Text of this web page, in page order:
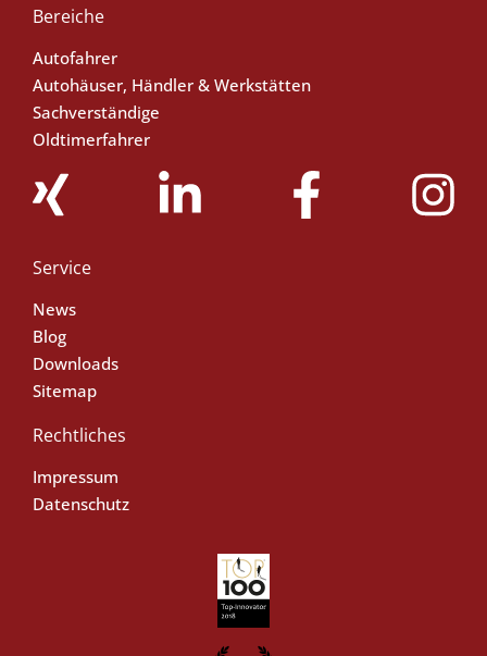
Bereiche
Autofahrer
Autohäuser, Händler & Werkstätten
Sachverständige
Oldtimerfahrer
Service
News
Blog
Downloads
Sitemap
Rechtliches
Impressum
Datenschutz